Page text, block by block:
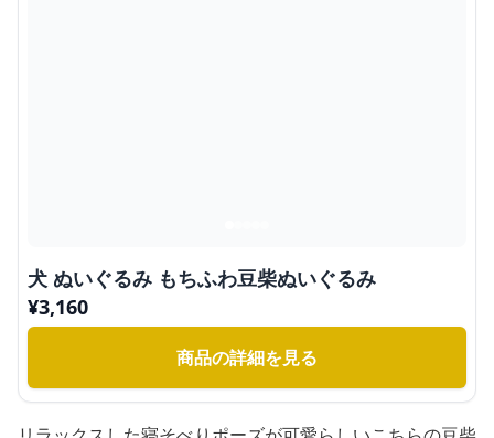
犬 ぬいぐるみ もちふわ豆柴ぬいぐるみ
¥3,160
商品の詳細を見る